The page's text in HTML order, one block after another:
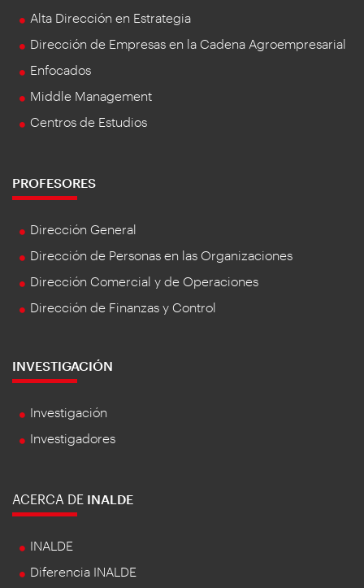
Alta Dirección en Estrategia
Dirección de Empresas en la Cadena Agroempresarial
Enfocados
Middle Management
Centros de Estudios
PROFESORES
Dirección General
Dirección de Personas en las Organizaciones
Dirección Comercial y de Operaciones
Dirección de Finanzas y Control
INVESTIGACIÓN
Investigación
Investigadores
ACERCA DE INALDE
INALDE
Diferencia INALDE